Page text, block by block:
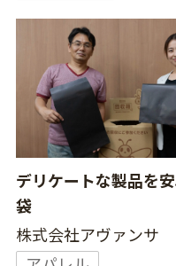
デリケートな製品を
袋
株式会社アヴァンサ